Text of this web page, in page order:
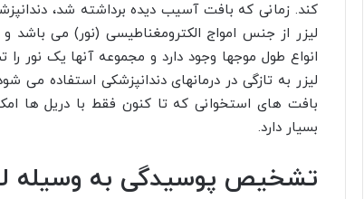
کند. زمانی که بافت آسیب دیده برداشته شد،
لیزر از جنس امواج الکترومغناطیسی (نور) می باشد
انواع طول موجها وجود دارد و مجموعه آنها یک نور
لیزر به تازگی در درمانهای دندانپزشکی استفاده می
بافت های استخوانی که تا کنون فقط با دریل ها
بسیار دارد.
تشخیص پوسیدگی به وسیله